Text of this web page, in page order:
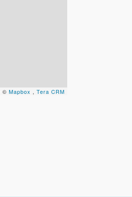
© Mapbox , Tera CRM